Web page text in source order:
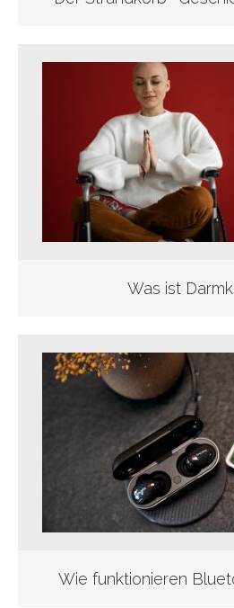
Was ist
Wie funktionieren